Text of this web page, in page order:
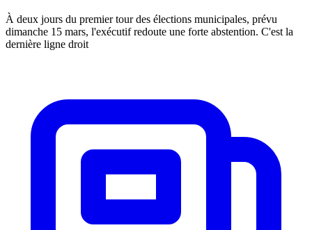
À deux jours du premier tour des élections municipales, prévu
dimanche 15 mars, l'exécutif redoute une forte abstention. C'est la
dernière ligne droit